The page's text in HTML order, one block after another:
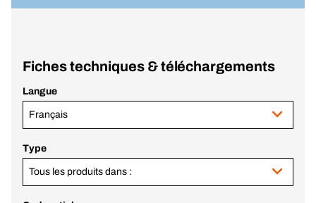
Fiches techniques & téléchargements
Langue
Français
Type
Tous les produits dans :